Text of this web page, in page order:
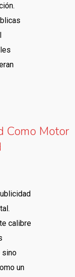
Como Motor
calibre
sino
un